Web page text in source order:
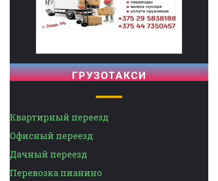
ГРУЗОТАКСИ
Квартирный переезд
Офисный переезд
Дачный переезд
Перевозка пианино